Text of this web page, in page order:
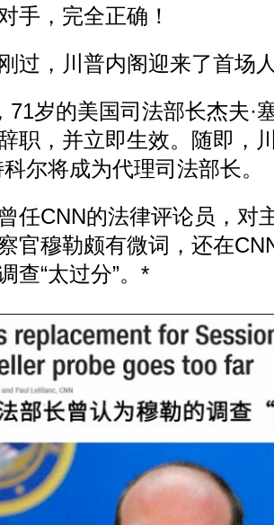
手，完全正确！
过，川普内阁迎来了首场
71岁的美国司法部长杰夫·
职，并立即生效。随即，
科尔将成为代理司法部长。
任CNN的法律评论员，对
官穆勒颇有微词，还在
查“太过分”。*